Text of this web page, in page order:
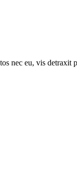
nec eu, vis